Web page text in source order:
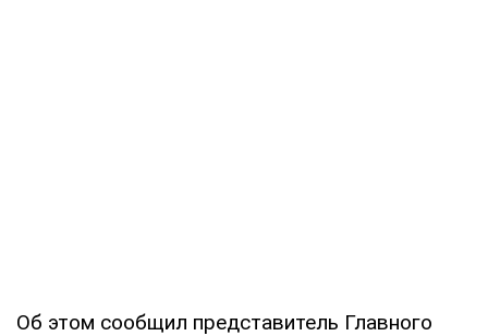
Об этом сообщил представитель Главного